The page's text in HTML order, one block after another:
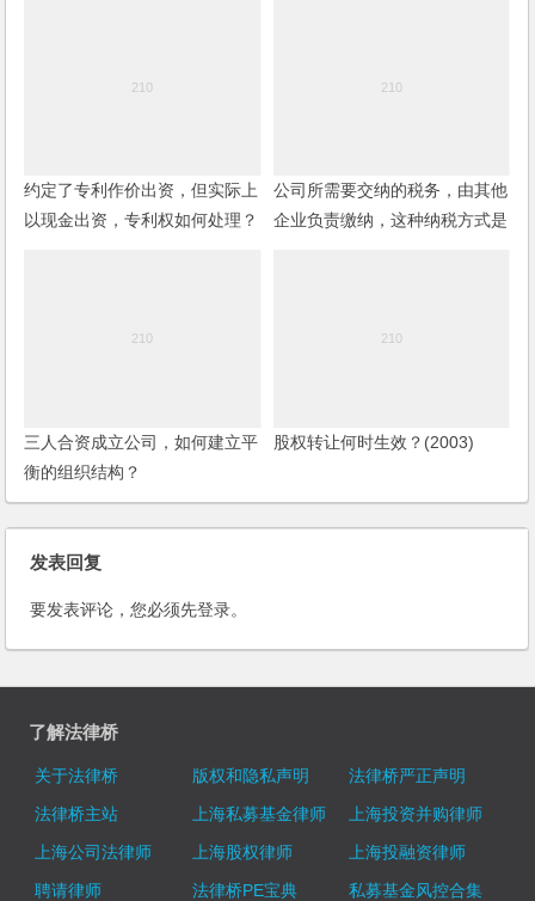
约定了专利作价出资，但实际上
以现金出资，专利权如何处理？
公司所需要交纳的税务，由其他
企业负责缴纳，这种纳税方式是
三人合资成立公司，如何建立平
衡的组织结构？
股权转让何时生效？(2003)
发表回复
要发表评论，您必须先登录。
了解法律桥
关于法律桥 版权和隐私声明
法律桥严正声明
法律桥主站
上海私募基金律师
上海投资并购律师
上海公司法律师
上海股权律师
上海投融资律师
聘请律师
法律桥PE宝典
私募基金风控合集